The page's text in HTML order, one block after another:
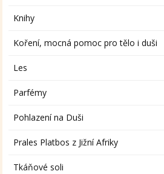
Knihy
Koření, mocná pomoc pro tělo i duši
Les
Parfémy
Pohlazení na Duši
Prales Platbos z Jižní Afriky
Tkáňové soli